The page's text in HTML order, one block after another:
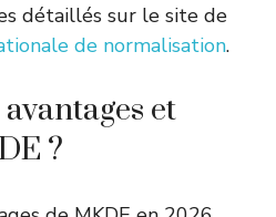
détaillés sur le site de
de normalisation.
et
?